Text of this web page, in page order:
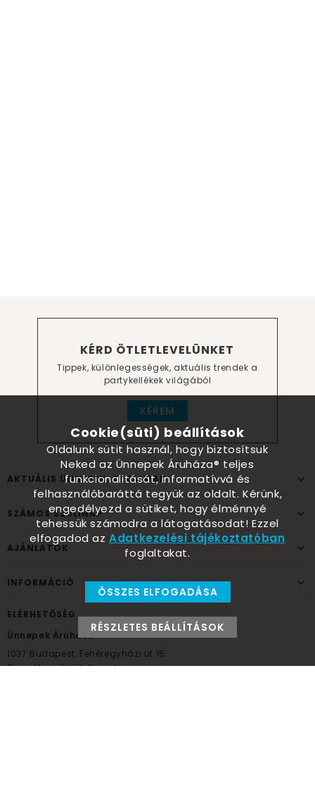
KÉRD ÖTLETLEVELÜNKET
Tippek, különlegességek, aktuális trendek a
partykellékek világából
KÉREM
AKTUÁLIS ÜNNEPEK, ALKALMAK
SZÁMOS SZÜLINAP
AJÁNLATOK
INFORMÁCIÓ
ELÉRHETŐSÉG
Ünnepek Áruháza
1037 Budapest, Fehéregyházi út 15.
Személyes átvételi pont
Cookie(süti) beállítások
Oldalunk sütit használ, hogy biztosítsuk
Neked az Ünnepek Áruháza® teljes
funkcionalitását, informatívvá és
felhasználóbaráttá tegyük az oldalt. Kérünk,
engedélyezd a sütiket, hogy élménnyé
tehessük számodra a látogatásodat! Ezzel
elfogadod azAdatkezelési tájékoztatóban
foglaltakat.
ÖSSZES ELFOGADÁSA
RÉSZLETES BEÁLLÍTÁSOK